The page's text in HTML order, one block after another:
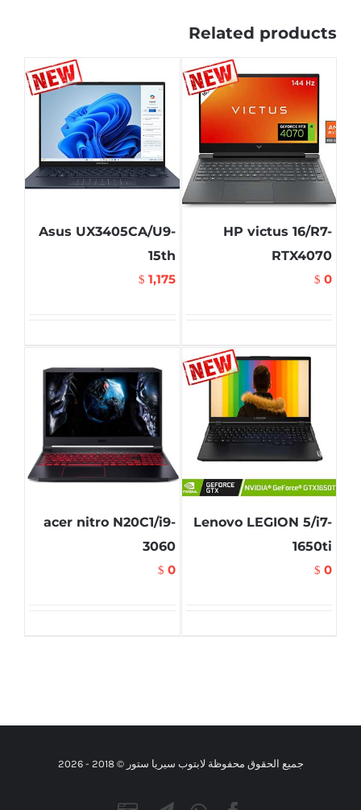
Related products
HP victus 16/R7-
RTX4070
$ 0
Asus UX3405CA/U9-
15th
$ 1,175
Lenovo LEGION 5/i7-
1650ti
$ 0
acer nitro N20C1/i9-
3060
$ 0
جميع الحقوق محفوظة لابتوب سيريا ستور © 2018 - 2026